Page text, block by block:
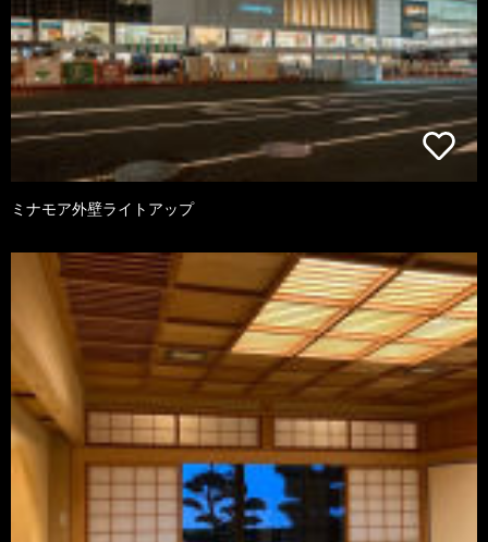
ミナモア外壁ライトアップ